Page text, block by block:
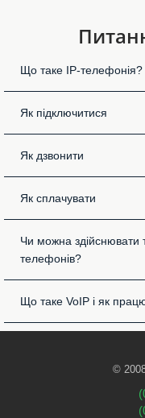
Що таке IP-телефонія?
Як підключитися
Як дзвонити
Як сплачувати
Чи можна здійснювати
телефонів?
Що таке VoIP і як
©